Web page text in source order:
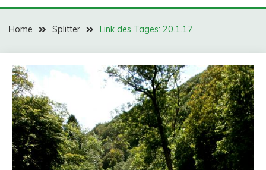
Home Splitter Link des Tages: 20.1.17